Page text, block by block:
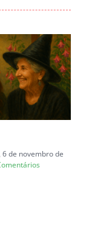
de novembro de